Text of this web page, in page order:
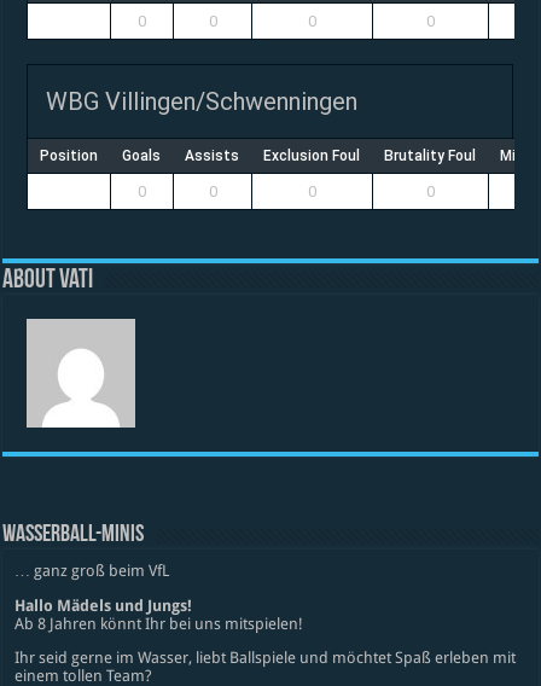
0 0 0 0
WBG Villingen/Schwenningen
Position Goals Assists Exclusion Foul Brutality Foul
0 0 0 0
About vati
WASSERBALL-MINIS
… ganz groß beim VfL
Hallo Mädels und Jungs!
Ab 8 Jahren könnt Ihr bei uns mitspielen!
Ihr seid gerne im Wasser, liebt Ballspiele und möchtet Spaß erleben mit
einem tollen Team?